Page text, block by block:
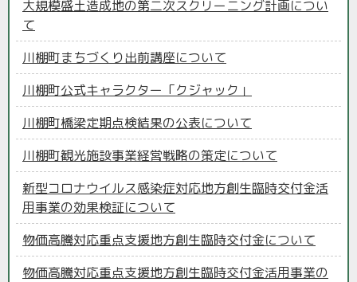
大規模盛土造成地の第二次スクリーニング計画につい
て
川棚町まちづくり出前講座について
川棚町公式キャラクター「クジャック」
川棚町橋梁定期点検結果の公表について
川棚町観光施設事業経営戦略の策定について
新型コロナウイルス感染症対応地方創生臨時交付金活
用事業の効果検証について
物価高騰対応重点支援地方創生臨時交付金について
物価高騰対応重点支援地方創生臨時交付金活用事業の